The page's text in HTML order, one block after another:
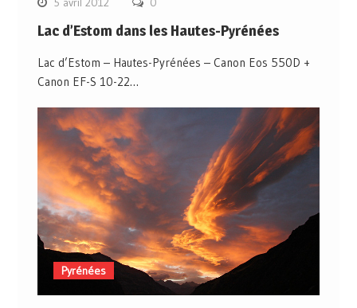
Lac d’Estom dans les Hautes-Pyrénées
Lac d’Estom – Hautes-Pyrénées – Canon Eos 550D +
Canon EF-S 10-22…
Pyrénées